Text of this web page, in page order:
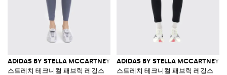
ADIDAS BY STELLA MCCARTNEY
스트레치 테크니컬 패브릭 레깅스
ADIDAS BY STELLA MCCARTNEY
스트레치 테크니컬 패브릭 레깅스